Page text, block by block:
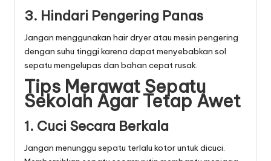
3. Hindari Pengering Panas
Jangan menggunakan hair dryer atau mesin pengering
dengan suhu tinggi karena dapat menyebabkan sol
sepatu mengelupas dan bahan cepat rusak.
Tips Merawat Sepatu
Sekolah Agar Tetap Awet
1. Cuci Secara Berkala
Jangan menunggu sepatu terlalu kotor untuk dicuci.